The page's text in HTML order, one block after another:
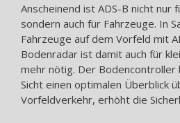
Anscheinend ist ADS-B nicht nur
sondern auch für Fahrzeuge. In
Fahrzeuge auf dem Vorfeld mit
Bodenradar ist damit auch für
mehr nötig. Der Bodencontroller
Sicht einen optimalen Überblick
Vorfeldverkehr, erhöht die